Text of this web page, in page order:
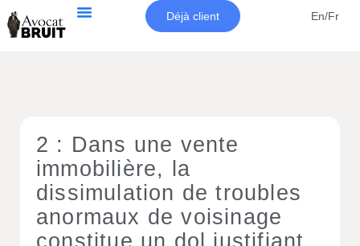
Déjà client En/Fr
2 : Dans une vente
immobilière, la
dissimulation de troubles
anormaux de voisinage
constitue un dol justifiant